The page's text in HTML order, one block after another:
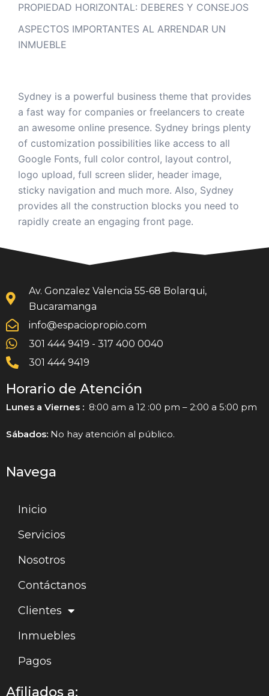
PROPIEDAD HORIZONTAL: DEBERES Y CONSEJOS
ASPECTOS IMPORTANTES AL ARRENDAR UN
INMUEBLE
Sydney is a powerful business theme that provides
a fast way for companies or freelancers to create
an awesome online presence. Sydney brings plenty
of customization possibilities like access to all
Google Fonts, full color control, layout control,
logo upload, full screen slider, header image,
sticky navigation and much more. Also, Sydney
provides all the construction blocks you need to
rapidly create an engaging front page.
Av. Gonzalez Valencia 55-68 Bolarqui,
Bucaramanga
info@espaciopropio.com
301 444 9419 - 317 400 0040
301 444 9419
Horario de Atención
Lunes a Viernes : 8:00 am a 12 :00 pm – 2:00 a 5:00 pm
Sábados: No hay atención al público.
Navega
Inicio
Servicios
Nosotros
Contáctanos
Clientes
Inmuebles
Pagos
Afiliados a: